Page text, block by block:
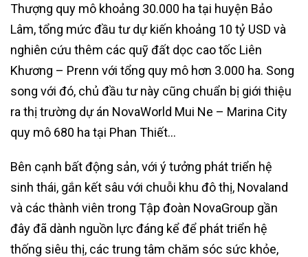
Thượng quy mô khoảng 30.000 ha tại huyện Bảo
Lâm, tổng mức đầu tư dự kiến khoảng 10 tỷ USD và
nghiên cứu thêm các quỹ đất dọc cao tốc Liên
Khương – Prenn với tổng quy mô hơn 3.000 ha. Song
song với đó, chủ đầu tư này cũng chuẩn bị giới thiệu
ra thị trường dự án NovaWorld Mui Ne – Marina City
quy mô 680 ha tại Phan Thiết…
Bên cạnh bất động sản, với ý tưởng phát triển hệ
sinh thái, gắn kết sâu với chuỗi khu đô thị, Novaland
và các thành viên trong Tập đoàn NovaGroup gần
đây đã dành nguồn lực đáng kể để phát triển hệ
thống siêu thị, các trung tâm chăm sóc sức khỏe,